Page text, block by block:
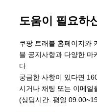
도움이 필요하
쿠팡 트래블 홈페이지와
블 공지사항과 다양한 마
다.
궁금한 사항이 있다면
시거나 채팅 또는 이메일
(상담시간: 평일